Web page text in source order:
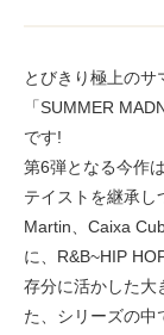
とびきり極上の
「SUMMER
です!
第6弾となる今作
テイストを継承し
Martin、Caixa
に、R&B~HIP
存分に活かした大
た、シリーズの中